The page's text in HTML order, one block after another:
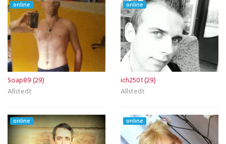
online
Soap89 (29)
Allstedt
online
ich2501 (29)
Allstedt
online online